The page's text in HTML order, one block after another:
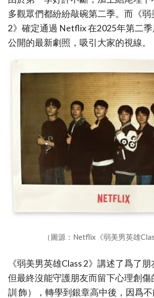
多觀眾們都紛紛敲碗第二季。而《弱
2》確定通過 Netflix 在2025年第二
公開的最新劇照，吸引大家的視線。
（圖源：Netflix《弱美男英雄
《弱美男英雄Class 2》講述了爲了
但最終沒能守護朋友而留下心理創
訓 飾），轉學到銀章高中後，因爲